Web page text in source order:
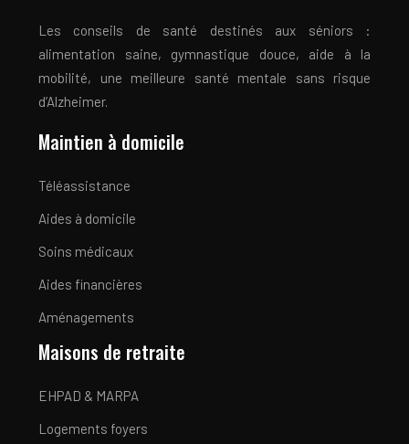
Les conseils de santé destinés aux séniors :
alimentation saine, gymnastique douce, aide à la
mobilité, une meilleure santé mentale sans risque
d’Alzheimer.
Maintien à domicile
Téléassistance
Aides à domicile
Soins médicaux
Aides financières
Aménagements
Maisons de retraite
EHPAD & MARPA
Logements foyers